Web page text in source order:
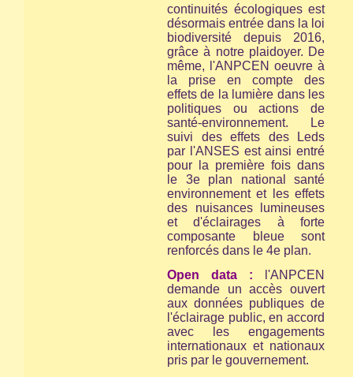
continuités écologiques est
désormais entrée dans la loi
biodiversité depuis 2016,
grâce à notre plaidoyer. De
même, l'ANPCEN oeuvre à
la prise en compte des
effets de la lumière dans les
politiques ou actions de
santé-environnement. Le
suivi des effets des Leds
par l'ANSES est ainsi entré
pour la première fois dans
le 3e plan national santé
environnement et les effets
des nuisances lumineuses
et d'éclairages à forte
composante bleue sont
renforcés dans le 4e plan.
Open data : l'ANPCEN
demande un accès ouvert
aux données publiques de
l'éclairage public, en accord
avec les engagements
internationaux et nationaux
pris par le gouvernement.